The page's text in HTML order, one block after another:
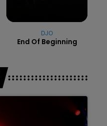
DJO
End Of Beginning